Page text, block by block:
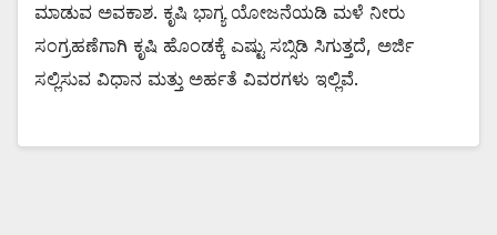
ಮಾಡುವ ಅವಕಾಶ. ಕೃಷಿ ಭಾಗ್ಯ ಯೋಜನೆಯಡಿ ಮಳೆ ನೀರು
ಸಂಗ್ರಹಣೆಗಾಗಿ ಕೃಷಿ ಹೊಂಡಕ್ಕೆ ಎಷ್ಟು ಸಬ್ಸಿಡಿ ಸಿಗುತ್ತದೆ, ಅರ್ಜಿ
ಸಲ್ಲಿಸುವ ವಿಧಾನ ಮತ್ತು ಅರ್ಹತೆ ವಿವರಗಳು ಇಲ್ಲಿವೆ.